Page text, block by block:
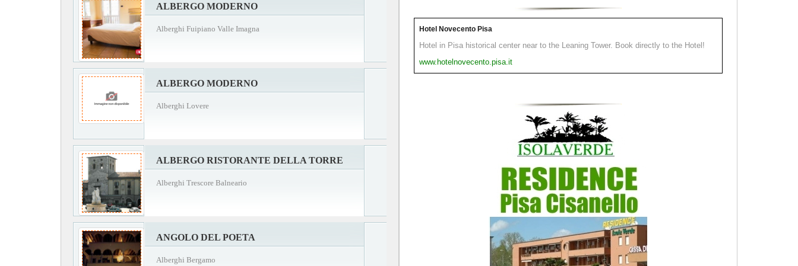
ALBERGO MODERNO
Alberghi Fuipiano Valle Imagna
ALBERGO MODERNO
Alberghi Lovere
ALBERGO RISTORANTE DELLA TORRE
Alberghi Trescore Balneario
ANGOLO DEL POETA
Alberghi Bergamo
Hotel Novecento Pisa
Hotel in Pisa historical center near to the Leaning Tower. Book directly to the Hotel!
www.hotelnovecento.pisa.it